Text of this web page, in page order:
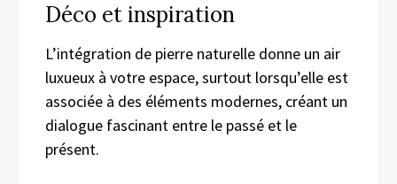
Déco et inspiration
L’intégration de pierre naturelle donne un air
luxueux à votre espace, surtout lorsqu’elle est
associée à des éléments modernes, créant un
dialogue fascinant entre le passé et le
présent.